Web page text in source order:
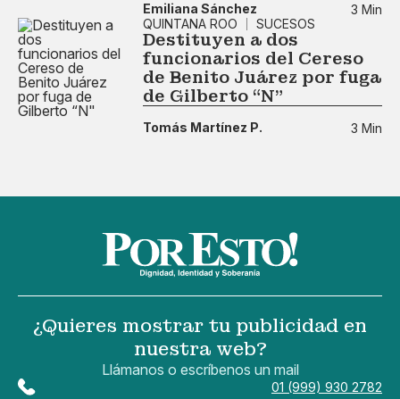
Emiliana Sánchez
3 Min
QUINTANA ROO
SUCESOS
Destituyen a dos
funcionarios del Cereso
de Benito Juárez por fuga
de Gilberto “N"
Tomás Martínez P. 3 Min
¿Quieres mostrar tu publicidad en
nuestra web?
Llámanos o escríbenos un mail
01 (999) 930 2782